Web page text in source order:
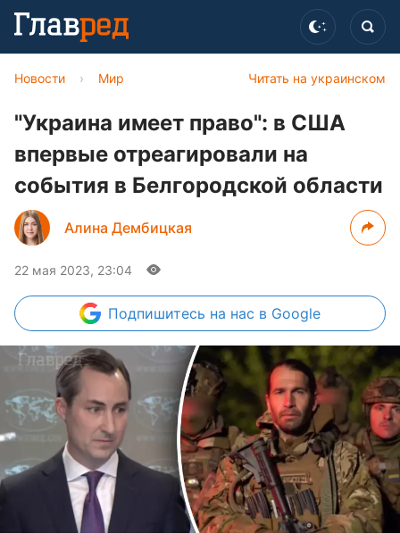
Читать на украинском
Новости › Мир
"Украина имеет право": в США
впервые отреагировали на
события в Белгородской области
Алина Дембицкая
22 мая 2023, 23:04
Подпишитесь на нас в Google